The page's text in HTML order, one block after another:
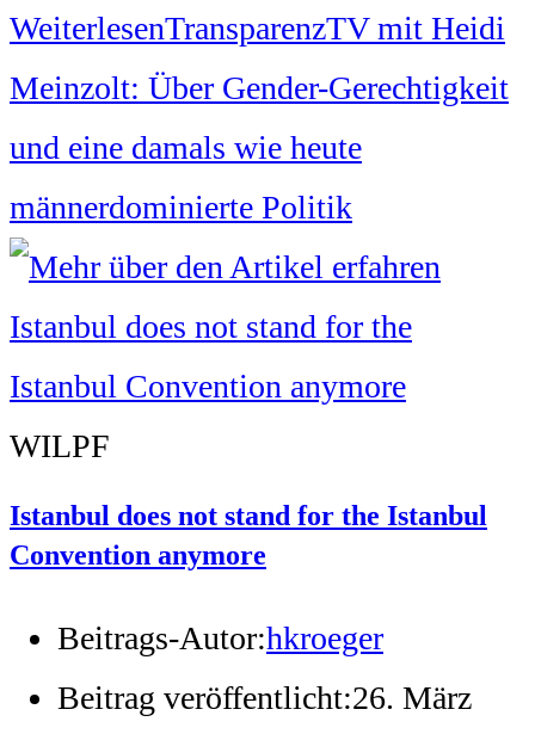
WeiterlesenTransparenzTV mit Heidi
Meinzolt: Über Gender-Gerechtigkeit
und eine damals wie heute
männerdominierte Politik
WILPF
Istanbul does not stand for the Istanbul
Convention anymore
Beitrags-Autor:hkroeger
Beitrag veröffentlicht:26. März